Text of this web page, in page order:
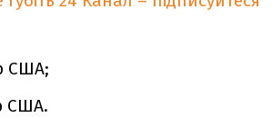
США;
США.